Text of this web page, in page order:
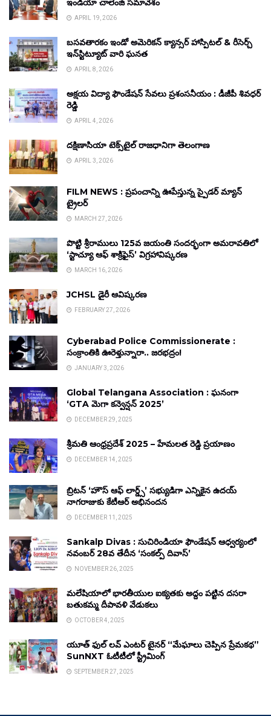
ఇండియా చాలెంజ్ సమావేశం
APRIL 19, 2026
బసవతారకం ఇండో అమెరికన్ క్యాన్సర్ హాస్పిటల్ & రీసెర్చ్
ఇన్‌స్టిట్యూట్ వారి ఘనత
APRIL 8, 2026
అక్షయ విద్యా ఫౌండేషన్ సేవలు ప్రశంసనీయం : డీజీపీ శివధర్
రెడ్డి
APRIL 4, 2026
దక్షిణాసియా టెక్స్‌టైల్ రాజధానిగా తెలంగాణ
APRIL 3, 2026
FILM NEWS : ప్రపంచాన్ని ఊపేస్తున్న స్పైడర్ మ్యాన్
ట్రైలర్
MARCH 27, 2026
పొట్టి శ్రీరాములు 125వ జయంతి సందర్భంగా అమరావతిలో
‘స్టాచ్యూ ఆఫ్ శాక్రిఫైస్’ విగ్రహావిష్కరణ
MARCH 16, 2026
JCHSL డైరీ ఆవిష్కరణ
FEBRUARY 27, 2026
Cyberabad Police Commissionerate :
సంక్రాంతికి ఊరెళ్తున్నారా.. జరభద్రం!
JANUARY 3, 2026
Global Telangana Association : ఘనంగా
‘GTA మెగా కన్వెన్షన్ 2025’
DECEMBER 29, 2025
శ్రీమతి ఆంధ్రప్రదేశ్ 2025 – హేమలత రెడ్డి ప్రయాణం
DECEMBER 14, 2025
బ్రిటన్ ‘హౌస్ ఆఫ్ లార్డ్స్’ సభ్యుడిగా ఎన్నికైన ఉదయ్
నాగరాజుకు కేటీఆర్ అభినందన
DECEMBER 11, 2025
Sankalp Divas : సుచిరిండియా ఫౌండేషన్ ఆధ్వర్యంలో
నవంబర్ 28వ తేదీన ‘సంకల్ప్ దివాస్’
NOVEMBER 26, 2025
మలేషియాలో భారతీయుల ఐక్యతకు అద్దం పట్టిన దసరా
బతుకమ్మ దీపావళి వేడుకలు
OCTOBER 4, 2025
యూత్ ఫుల్ లవ్ ఎంటర్ టైనర్ “మేఘాలు చెప్పిన ప్రేమకథ”
SunNXT ఓటీటీలో స్ట్రీమింగ్
SEPTEMBER 27, 2025